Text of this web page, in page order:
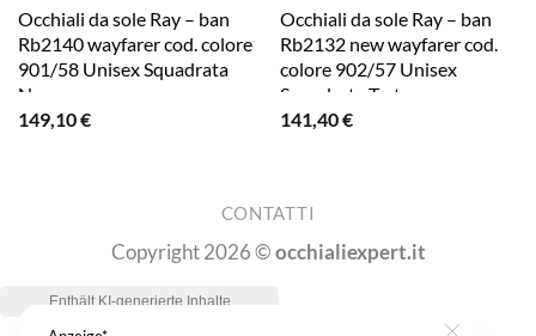
Occhiali da sole Ray – ban
Rb2140 wayfarer cod. colore
901/58 Unisex Squadrata
Nero
149,10€
Occhiali da sole Ray – ban
Rb2132 new wayfarer cod.
colore 902/57 Unisex
Squadrata Tartaruga
141,40€
CONTATTI
Copyright 2026 ©occhialiexpert.it